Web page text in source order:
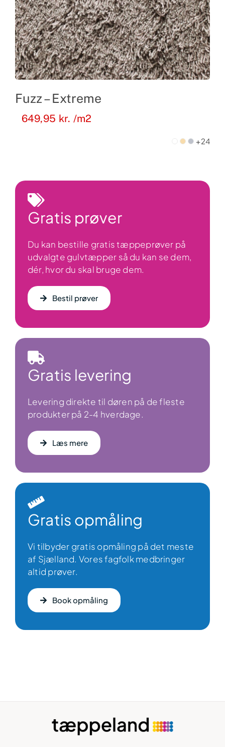
Fuzz – Extreme
649,95 kr. /m2
+24
Gratis prøver
Du kan bestille gratis tæppeprøver på
udvalgte gulvtæpper så du kan se dem,
dér, hvor du skal bruge dem.
Bestil prøver
Gratis levering
Levering direkte til døren på de fleste
produkter på 2-4 hverdage.
Læs mere
Gratis opmåling
Vi tilbyder gratis opmåling på det meste
af Sjælland. Vores fagfolk medbringer
altid prøver.
Book opmåling